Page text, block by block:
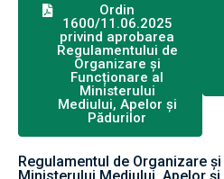
Ordin
1600/11.06.2025
privind aprobarea
Regulamentului de
Organizare și
Funcționare al
Ministerului
Mediului, Apelor și
Pădurilor
Regulamentul de Organizare
Ministerului Mediului, Apelor